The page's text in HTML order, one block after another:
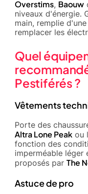
Overstims, Baouw
niveaux d'énergie.
main, remplie
remplacer les
Quel
Pestiférés ?
Vêtements
Porte des
Altra Lone Peak ou
fonction des
imperméable léger
proposés par The
Astuce de pro